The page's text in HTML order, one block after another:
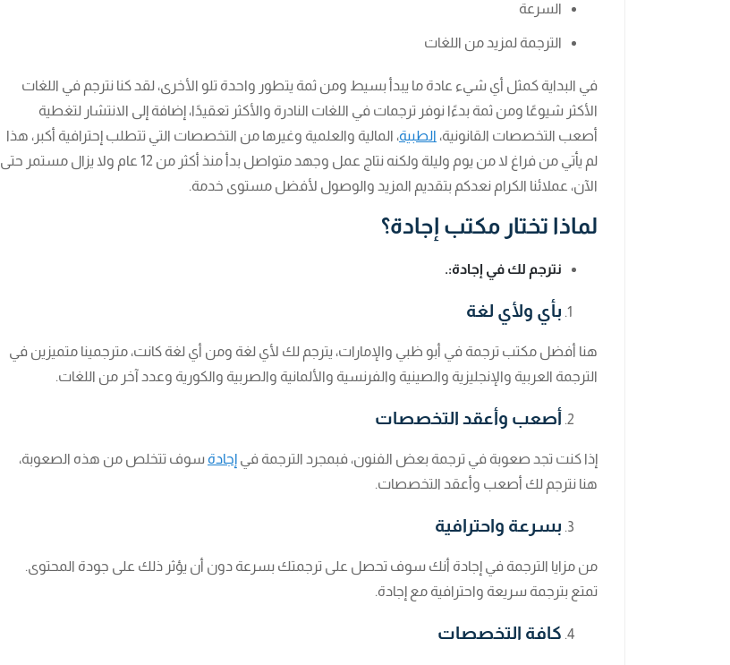
السرعة
الترجمة لمزيد من اللغات
في البداية كمثل أي شيء عادة ما يبدأ بسيط ومن ثمة يتطور واحدة تلو الأخرى، لقد كنا نترجم في اللغات
الأكثر شيوعًا ومن ثمة بدءًا نوفر ترجمات في اللغات النادرة والأكثر تعقيدًا، إضافة إلى الانتشار لتغطية
أصعب التخصصات القانونية، الطبية، المالية والعلمية وغيرها من التخصصات التي تتطلب إحترافية أكبر، هذا
لم يأتي من فراغ لا من يوم وليلة ولكنه نتاج عمل وجهد متواصل بدأ منذ أكثر من 12 عام ولا يزال مستمر حتى
الآن، عملائنا الكرام نعدكم بتقديم المزيد والوصول لأفضل مستوى خدمة.
لماذا تختار مكتب إجادة؟
نترجم لك في إجادة:.
بأي ولأي لغة
هنا أفضل مكتب ترجمة في أبو ظبي والإمارات، يترجم لك لأي لغة ومن أي لغة كانت، مترجمينا متميزين في
الترجمة العربية والإنجليزية والصينية والفرنسية والألمانية والصربية والكورية وعدد آخر من اللغات.
أصعب وأعقد التخصصات
إذا كنت تجد صعوبة في ترجمة بعض الفنون، فبمجرد الترجمة في إجادة سوف تتخلص من هذه الصعوبة،
هنا نترجم لك أصعب وأعقد التخصصات.
بسرعة واحترافية
من مزايا الترجمة في إجادة أنك سوف تحصل على ترجمتك بسرعة دون أن يؤثر ذلك على جودة المحتوى.
تمتع بترجمة سريعة واحترافية مع إجادة.
كافة التخصصات